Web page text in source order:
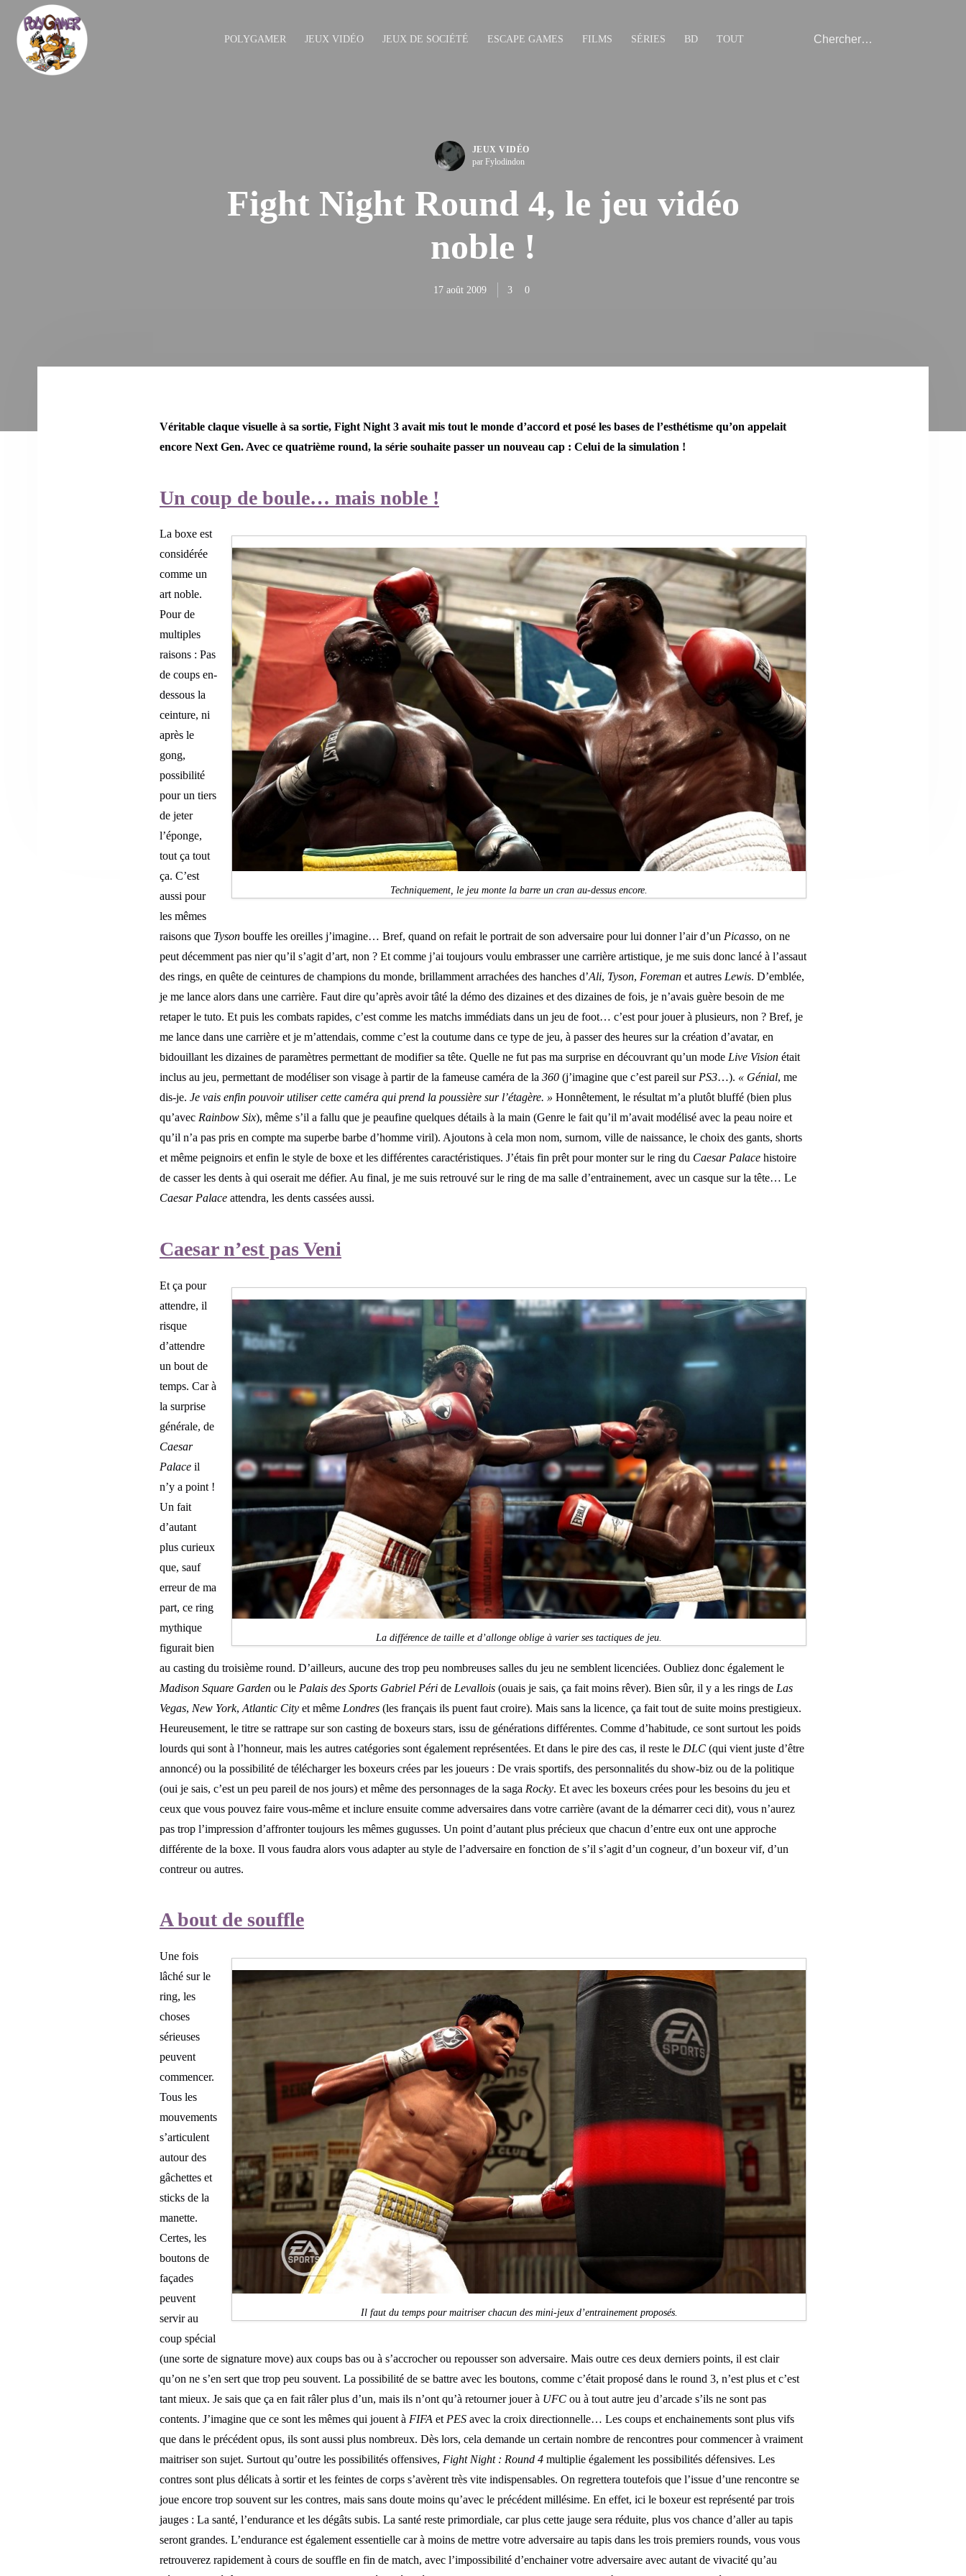
POLYGAMER JEUX VIDÉO JEUX DE SOCIÉTÉ ESCAPE GAMES FILMS SÉRIES BD TOUT
JEUX VIDÉO
par Fylodindon
Fight Night Round 4, le jeu vidéo
noble !
17 août 2009 3 0
Véritable claque visuelle à sa sortie, Fight Night 3 avait mis tout le monde d’accord et posé les bases de l’esthétisme qu’on appelait
encore Next Gen. Avec ce quatrième round, la série souhaite passer un nouveau cap : Celui de la simulation !
Un coup de boule… mais noble !
Techniquement, le jeu monte la barre un cran au-dessus encore.
La boxe est
considérée
comme un
art noble.
Pour de
multiples
raisons : Pas
de coups en-
dessous la
ceinture, ni
après le
gong,
possibilité
pour un tiers
de jeter
l’éponge,
tout ça tout
ça. C’est
aussi pour
les mêmes
raisons que Tyson bouffe les oreilles j’imagine… Bref, quand on refait le portrait de son adversaire pour lui donner l’air d’un Picasso, on ne
peut décemment pas nier qu’il s’agit d’art, non ? Et comme j’ai toujours voulu embrasser une carrière artistique, je me suis donc lancé à l’assaut
des rings, en quête de ceintures de champions du monde, brillamment arrachées des hanches d’Ali, Tyson, Foreman et autres Lewis. D’emblée,
je me lance alors dans une carrière. Faut dire qu’après avoir tâté la démo des dizaines et des dizaines de fois, je n’avais guère besoin de me
retaper le tuto. Et puis les combats rapides, c’est comme les matchs immédiats dans un jeu de foot… c’est pour jouer à plusieurs, non ? Bref, je
me lance dans une carrière et je m’attendais, comme c’est la coutume dans ce type de jeu, à passer des heures sur la création d’avatar, en
bidouillant les dizaines de paramètres permettant de modifier sa tête. Quelle ne fut pas ma surprise en découvrant qu’un mode Live Vision était
inclus au jeu, permettant de modéliser son visage à partir de la fameuse caméra de la 360 (j’imagine que c’est pareil sur PS3…). « Génial, me
dis-je. Je vais enfin pouvoir utiliser cette caméra qui prend la poussière sur l’étagère. » Honnêtement, le résultat m’a plutôt bluffé (bien plus
qu’avec Rainbow Six), même s’il a fallu que je peaufine quelques détails à la main (Genre le fait qu’il m’avait modélisé avec la peau noire et
qu’il n’a pas pris en compte ma superbe barbe d’homme viril). Ajoutons à cela mon nom, surnom, ville de naissance, le choix des gants, shorts
et même peignoirs et enfin le style de boxe et les différentes caractéristiques. J’étais fin prêt pour monter sur le ring du Caesar Palace histoire
de casser les dents à qui oserait me défier. Au final, je me suis retrouvé sur le ring de ma salle d’entrainement, avec un casque sur la tête… Le
Caesar Palace attendra, les dents cassées aussi.
Caesar n’est pas Veni
La différence de taille et d’allonge oblige à varier ses tactiques de jeu.
Et ça pour
attendre, il
risque
d’attendre
un bout de
temps. Car à
la surprise
générale, de
Caesar
Palace il
n’y a point !
Un fait
d’autant
plus curieux
que, sauf
erreur de ma
part, ce ring
mythique
figurait bien
au casting du troisième round. D’ailleurs, aucune des trop peu nombreuses salles du jeu ne semblent licenciées. Oubliez donc également le
Madison Square Garden ou le Palais des Sports Gabriel Péri de Levallois (ouais je sais, ça fait moins rêver). Bien sûr, il y a les rings de Las
Vegas, New York, Atlantic City et même Londres (les français ils puent faut croire). Mais sans la licence, ça fait tout de suite moins prestigieux.
Heureusement, le titre se rattrape sur son casting de boxeurs stars, issu de générations différentes. Comme d’habitude, ce sont surtout les poids
lourds qui sont à l’honneur, mais les autres catégories sont également représentées. Et dans le pire des cas, il reste le DLC (qui vient juste d’être
annoncé) ou la possibilité de télécharger les boxeurs crées par les joueurs : De vrais sportifs, des personnalités du show-biz ou de la politique
(oui je sais, c’est un peu pareil de nos jours) et même des personnages de la saga Rocky. Et avec les boxeurs crées pour les besoins du jeu et
ceux que vous pouvez faire vous-même et inclure ensuite comme adversaires dans votre carrière (avant de la démarrer ceci dit), vous n’aurez
pas trop l’impression d’affronter toujours les mêmes gugusses. Un point d’autant plus précieux que chacun d’entre eux ont une approche
différente de la boxe. Il vous faudra alors vous adapter au style de l’adversaire en fonction de s’il s’agit d’un cogneur, d’un boxeur vif, d’un
contreur ou autres.
A bout de souffle
Il faut du temps pour maitriser chacun des mini-jeux d’entrainement proposés.
Une fois
lâché sur le
ring, les
choses
sérieuses
peuvent
commencer.
Tous les
mouvements
s’articulent
autour des
gâchettes et
sticks de la
manette.
Certes, les
boutons de
façades
peuvent
servir au
coup spécial
(une sorte de signature move) aux coups bas ou à s’accrocher ou repousser son adversaire. Mais outre ces deux derniers points, il est clair
qu’on ne s’en sert que trop peu souvent. La possibilité de se battre avec les boutons, comme c’était proposé dans le round 3, n’est plus et c’est
tant mieux. Je sais que ça en fait râler plus d’un, mais ils n’ont qu’à retourner jouer à UFC ou à tout autre jeu d’arcade s’ils ne sont pas
contents. J’imagine que ce sont les mêmes qui jouent à FIFA et PES avec la croix directionnelle… Les coups et enchainements sont plus vifs
que dans le précédent opus, ils sont aussi plus nombreux. Dès lors, cela demande un certain nombre de rencontres pour commencer à vraiment
maitriser son sujet. Surtout qu’outre les possibilités offensives, Fight Night : Round 4 multiplie également les possibilités défensives. Les
contres sont plus délicats à sortir et les feintes de corps s’avèrent très vite indispensables. On regrettera toutefois que l’issue d’une rencontre se
joue encore trop souvent sur les contres, mais sans doute moins qu’avec le précédent millésime. En effet, ici le boxeur est représenté par trois
jauges : La santé, l’endurance et les dégâts subis. La santé reste primordiale, car plus cette jauge sera réduite, plus vos chance d’aller au tapis
seront grandes. L’endurance est également essentielle car à moins de mettre votre adversaire au tapis dans les trois premiers rounds, vous vous
retrouverez rapidement à cours de souffle en fin de match, avec l’impossibilité d’enchainer votre adversaire avec autant de vivacité qu’au